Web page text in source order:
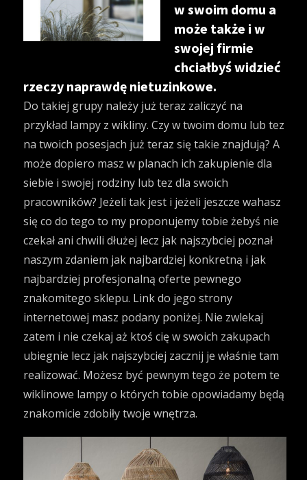
w swoim domu a
może także i w
swojej firmie
chciałbyś widzieć
rzeczy naprawdę nietuzinkowe.
Do takiej grupy należy już teraz zaliczyć na
przykład lampy z wikliny. Czy w twoim domu lub tez
na twoich posesjach już teraz się takie znajdują? A
może dopiero masz w planach ich zakupienie dla
siebie i swojej rodziny lub tez dla swoich
pracowników? Jeżeli tak jest i jeżeli jeszcze wahasz
się co do tego to my proponujemy tobie żebyś nie
czekał ani chwili dłużej lecz jak najszybciej poznał
naszym zdaniem jak najbardziej konkretną i jak
najbardziej profesjonalną oferte pewnego
znakomitego sklepu. Link do jego strony
internetowej masz podany poniżej. Nie zwlekaj
zatem i nie czekaj aż ktoś cię w swoich zakupach
ubiegnie lecz jak najszybciej zacznij je właśnie tam
realizować. Możesz być pewnym tego że potem te
wiklinowe lampy o których tobie opowiadamy będą
znakomicie zdobiły twoje wnętrza.